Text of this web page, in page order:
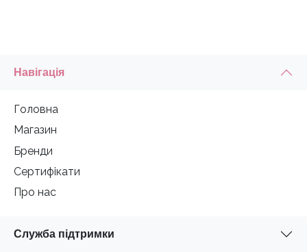
Навігація
Головна
Магазин
Бренди
Сертифікати
Про нас
Служба підтримки